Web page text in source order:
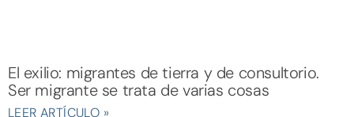
El exilio: migrantes de tierra y de consultorio.
Ser migrante se trata de varias cosas
LEER ARTÍCULO »